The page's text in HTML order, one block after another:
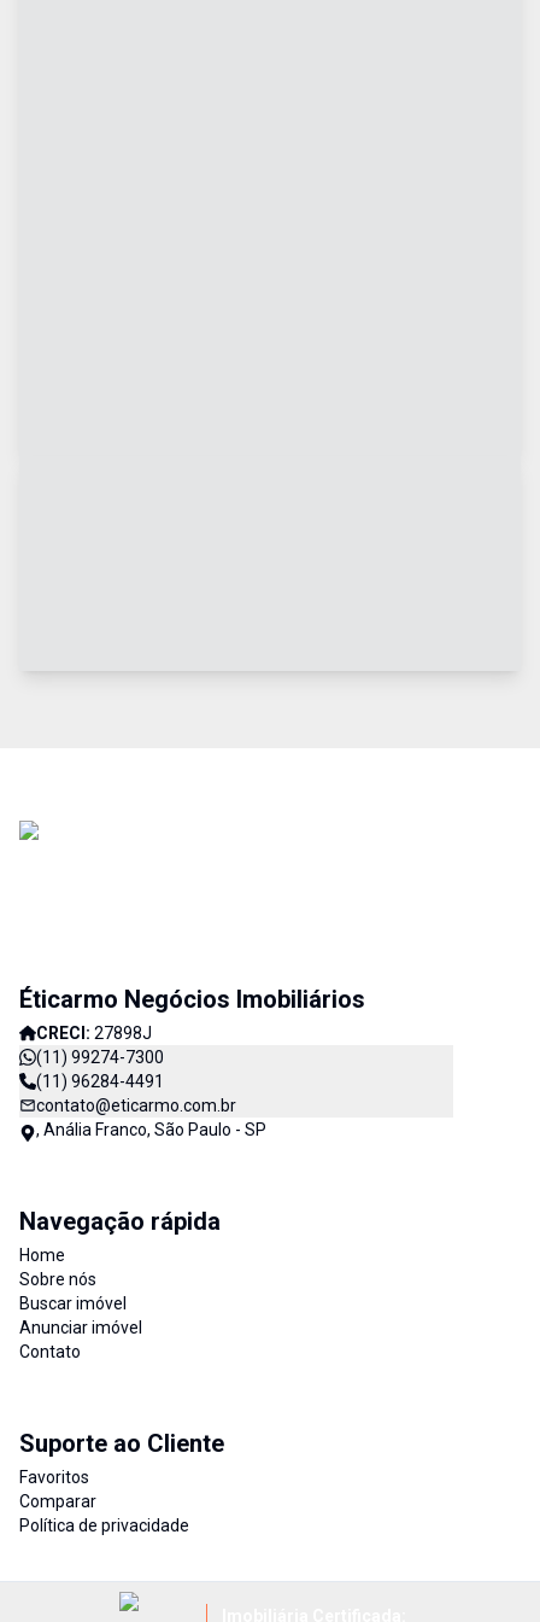
Éticarmo Negócios Imobiliários
CRECI: 27898J
(11) 99274-7300
(11) 96284-4491
contato@eticarmo.com.br
, Anália Franco, São Paulo - SP
Navegação rápida
Home
Sobre nós
Buscar imóvel
Anunciar imóvel
Contato
Suporte ao Cliente
Favoritos
Comparar
Política de privacidade